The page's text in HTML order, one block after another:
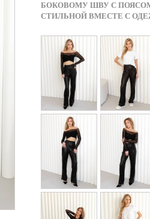
БОКОВОМУ ШВУ С ПОЯСОМ
СТИЛЬНОЙ ВМЕСТЕ С